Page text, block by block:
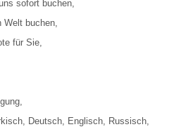
sofort buchen,
Welt buchen,
für Sie,
Deutsch, Englisch, Russisch,